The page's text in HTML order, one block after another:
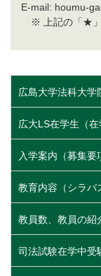
E-mail: houmu-
※ 上記の「★」
広島大学法科大学
広大LS在学生（
入学案内（募集要
教育内容（シラバ
教員数、教員の紹
司法試験在学中受